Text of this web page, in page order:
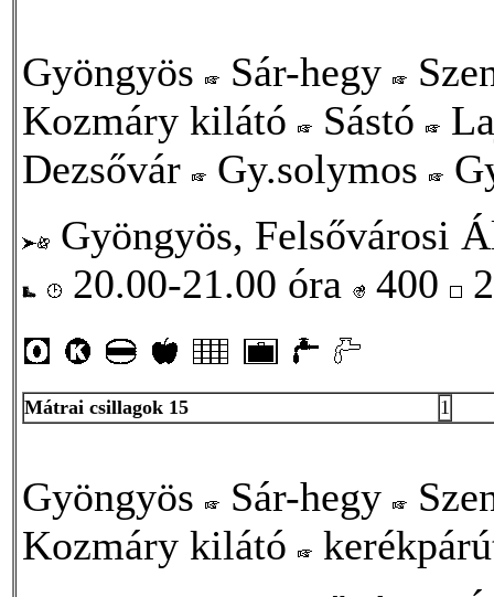
Gyöngyös Sár-hegy
Kozmáry kilátó
Sástó
Dezsővár
Gy.solymos
Gyöngyös, Felsővárosi
20.00-21.00 óra
400
Mátrai csillagok 15 1
Gyöngyös Sár-hegy
Kozmáry kilátó